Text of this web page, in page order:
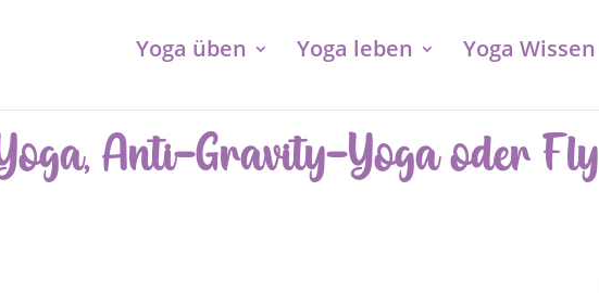
Yoga üben Yoga leben Yoga Wissen
Anti-Gravity-Yoga oder Fly